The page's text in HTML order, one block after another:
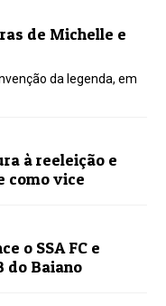
de Michelle e
da legenda, em
à reeleição e
como vice
o SSA FC e
do Baiano